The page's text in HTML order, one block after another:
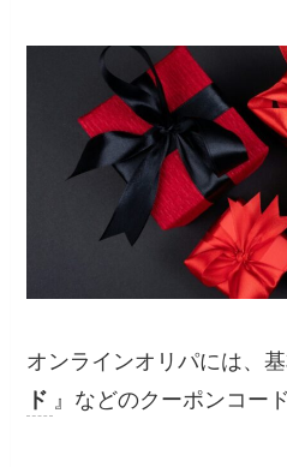
オンラインオリパには、
ド 』などのクーポンコー